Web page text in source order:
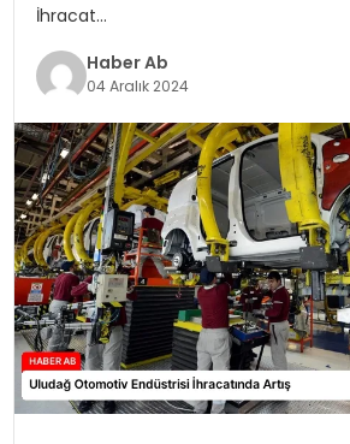
İhracat…
Haber Ab
04 Aralık 2024